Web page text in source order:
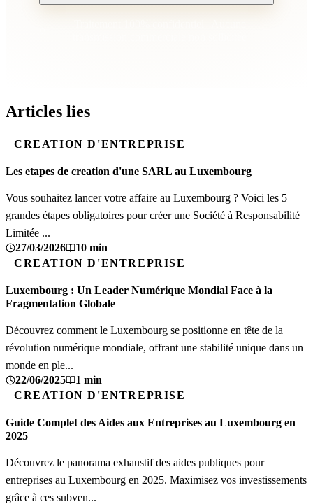
Articles lies
CREATION D'ENTREPRISE
Les etapes de creation d'une SARL au Luxembourg
Vous souhaitez lancer votre affaire au Luxembourg ? Voici les 5
grandes étapes obligatoires pour créer une Société à Responsabilité
Limitée ...
27/03/2026
10 min
CREATION D'ENTREPRISE
Luxembourg : Un Leader Numérique Mondial Face à la
Fragmentation Globale
Découvrez comment le Luxembourg se positionne en tête de la
révolution numérique mondiale, offrant une stabilité unique dans un
monde en ple...
22/06/2025
1 min
CREATION D'ENTREPRISE
Guide Complet des Aides aux Entreprises au Luxembourg en
2025
Découvrez le panorama exhaustif des aides publiques pour
entreprises au Luxembourg en 2025. Maximisez vos investissements
grâce à ces subven...